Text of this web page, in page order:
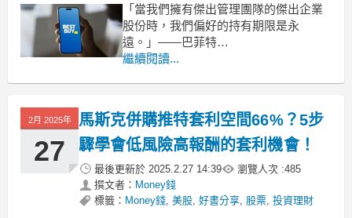
「當我們擁有傑出管理團隊的傑出企業
股份時，我們偏好的持有期限是永
遠。」——巴菲特
2012年，在亞馬遜幾乎摧毀所有傳統零
「10倍股」的代表。這家公司，就是百
思買（Best Buy）。而它們能起死回
生，關鍵就
繼續閱讀...
2月 2025年
27
馬斯克併購推特套利空間66%？5步
驟學會低風險高報酬的套利機會！
最後更新於 2025.2.27 14:39 瀏覽人次 :485
撰文者： Money錢
標籤： Money錢, 美股, 好書分享, 股票, 投資理財